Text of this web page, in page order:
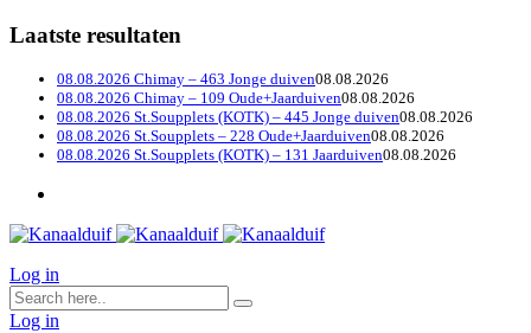
Laatste resultaten
08.08.2026 Chimay – 463 Jonge duiven08.08.2026
08.08.2026 Chimay – 109 Oude+Jaarduiven08.08.2026
08.08.2026 St.Soupplets (KOTK) – 445 Jonge duiven08.08.2026
08.08.2026 St.Soupplets – 228 Oude+Jaarduiven08.08.2026
08.08.2026 St.Soupplets (KOTK) – 131 Jaarduiven08.08.2026
Log in
Log in